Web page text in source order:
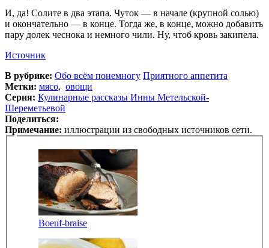
И, да! Солите в два этапа. Чуток — в начале (крупной солью)
и окончательно — в конце. Тогда же, в конце, можно добавить
пару долек чеснока и немного чили. Ну, чтоб кровь закипела.
Источник
В рубрике: Обо всём понемногу Приятного аппетита
Метки: мясо, овощи
Серия: Кулинарные рассказы Инны Метельской-
Шереметьевой
Поделиться:
Примечание: иллюстрации из свободных источников сети.
Boeuf-braise